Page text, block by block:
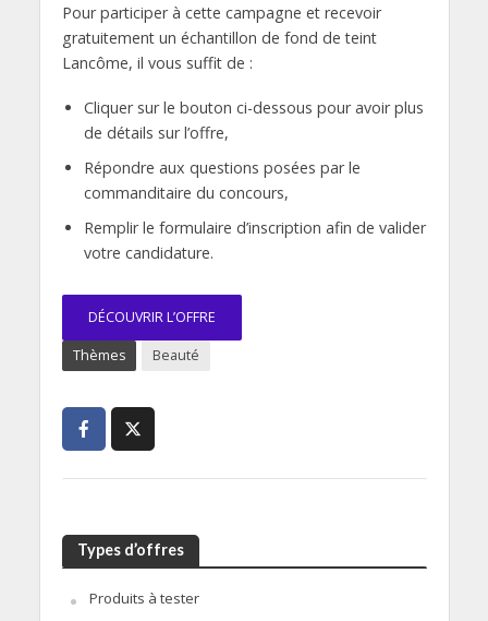
Pour participer à cette campagne et recevoir
gratuitement un échantillon de fond de teint
Lancôme, il vous suffit de :
Cliquer sur le bouton ci-dessous pour avoir plus
de détails sur l’offre,
Répondre aux questions posées par le
commanditaire du concours,
Remplir le formulaire d’inscription afin de valider
votre candidature.
DÉCOUVRIR L’OFFRE
Thèmes Beauté
Types d’offres
Produits à tester